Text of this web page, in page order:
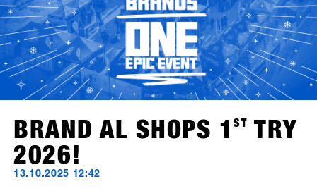
BRAND AL SHOPS 1ST
TRY
2026!
13.10.2025 12:42